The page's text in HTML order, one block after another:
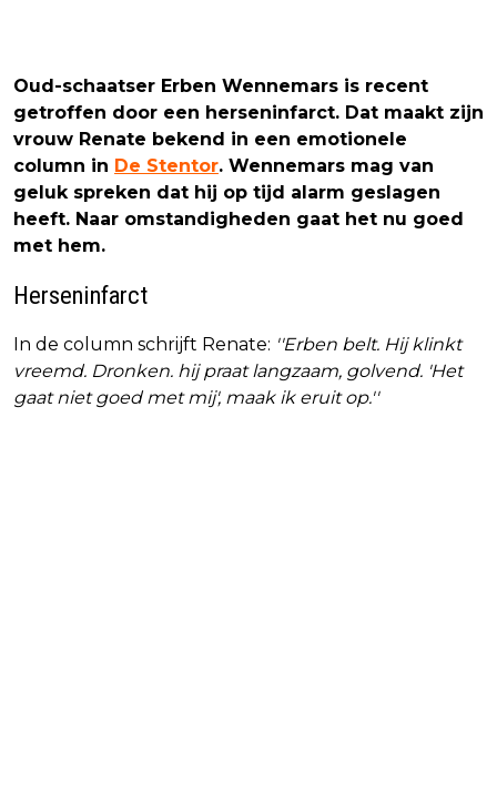
Oud-schaatser Erben Wennemars is recent
getroffen door een herseninfarct. Dat maakt zijn
vrouw Renate bekend in een emotionele
column in De Stentor. Wennemars mag van
geluk spreken dat hij op tijd alarm geslagen
heeft. Naar omstandigheden gaat het nu goed
met hem.
Herseninfarct
In de column schrijft Renate: ''Erben belt. Hij klinkt
vreemd. Dronken. hij praat langzaam, golvend. 'Het
gaat niet goed met mij', maak ik eruit op.''